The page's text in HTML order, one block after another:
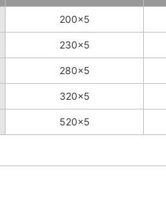
200×5
230×5
280×5
320×5
520×5